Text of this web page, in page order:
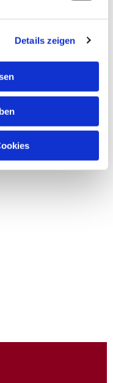
Details zeigen